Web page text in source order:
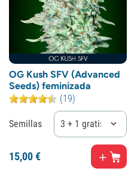
OG Kush SFV (Advanced
Seeds) feminizada
(19)
Semillas 3 + 1 gratis
15,00€